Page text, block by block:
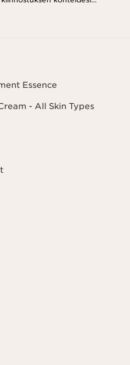
sosiaalisessa mediassa ja
olevaa peruutuslinkkiä.
löydät
Essence
- All Skin Types